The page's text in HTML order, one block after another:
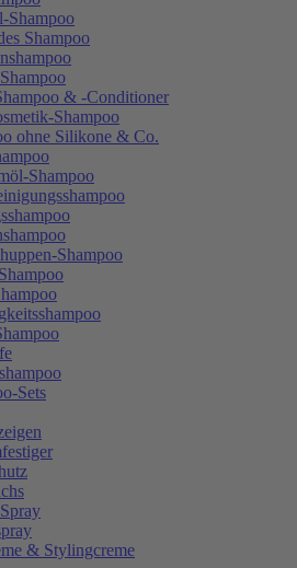
Shampoo
Shampoo
& -Conditioner
Shampoo
ohne Silikone & Co.
Shampoo
Shampoo
Sets
& Stylingcreme